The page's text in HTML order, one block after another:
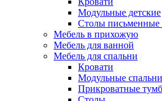
Модульные детские
Столы
Мебель в прихожую
Мебель для ванной
Мебель для спальни
Кровати
Модульные спальни
Прикроватные